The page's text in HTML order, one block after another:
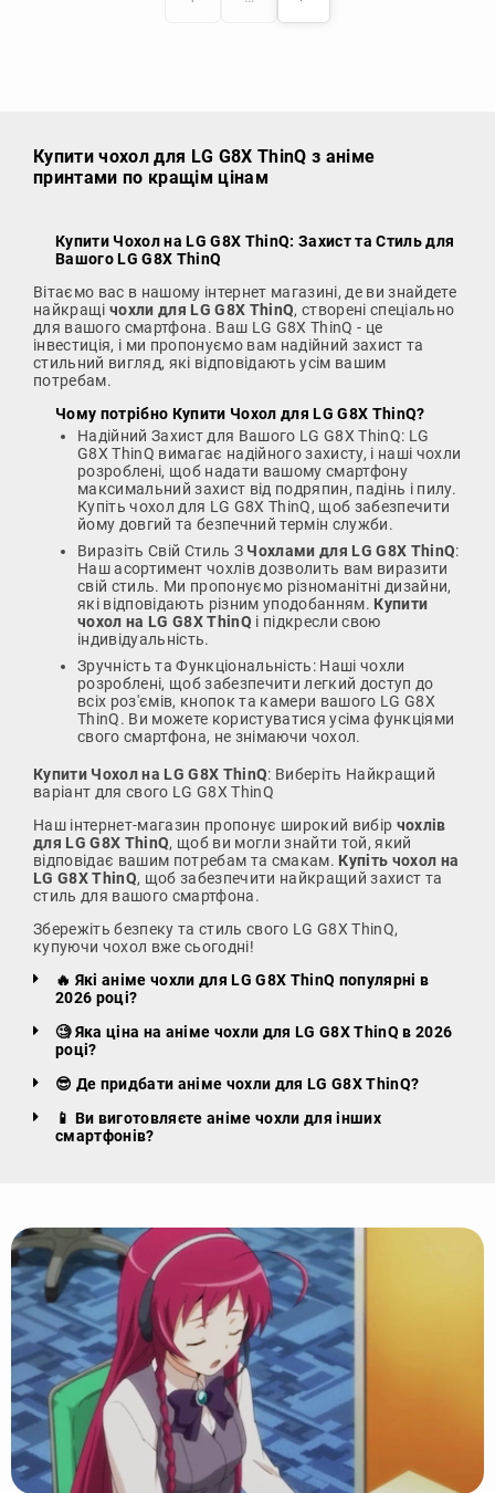
Купити чохол для LG G8X ThinQ з аніме
принтами по кращім цінам
Купити Чохол на LG G8X ThinQ: Захист та Стиль для
Вашого LG G8X ThinQ
Вітаємо вас в нашому інтернет магазині, де ви знайдете
найкращі чохли для LG G8X ThinQ, створені спеціально
для вашого смартфона. Ваш LG G8X ThinQ - це
інвестиція, і ми пропонуємо вам надійний захист та
стильний вигляд, які відповідають усім вашим
потребам.
Чому потрібно Купити Чохол для LG G8X ThinQ?
Надійний Захист для Вашого LG G8X ThinQ: LG
G8X ThinQ вимагає надійного захисту, і наші чохли
розроблені, щоб надати вашому смартфону
максимальний захист від подряпин, падінь і пилу.
Купіть чохол для LG G8X ThinQ, щоб забезпечити
йому довгий та безпечний термін служби.
Виразіть Свій Стиль З Чохлами для LG G8X ThinQ:
Наш асортимент чохлів дозволить вам виразити
свій стиль. Ми пропонуємо різноманітні дизайни,
які відповідають різним уподобанням. Купити
чохол на LG G8X ThinQ і підкресли свою
індивідуальність.
Зручність та Функціональність: Наші чохли
розроблені, щоб забезпечити легкий доступ до
всіх роз'ємів, кнопок та камери вашого LG G8X
ThinQ. Ви можете користуватися усіма функціями
свого смартфона, не знімаючи чохол.
Купити Чохол на LG G8X ThinQ: Виберіть Найкращий
варіант для свого LG G8X ThinQ
Наш інтернет-магазин пропонує широкий вибір чохлів
для LG G8X ThinQ, щоб ви могли знайти той, який
відповідає вашим потребам та смакам. Купіть чохол на
LG G8X ThinQ, щоб забезпечити найкращий захист та
стиль для вашого смартфона.
Збережіть безпеку та стиль свого LG G8X ThinQ,
купуючи чохол вже сьогодні!
🔥 Які аніме чохли для LG G8X ThinQ популярні в
2026 році?
🧐 Яка ціна на аніме чохли для LG G8X ThinQ в 2026
році?
😎 Де придбати аніме чохли для LG G8X ThinQ?
📱 Ви виготовляєте аніме чохли для інших
смартфонів?